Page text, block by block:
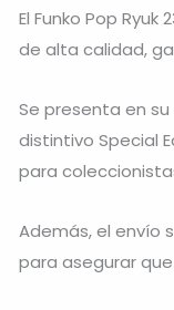
El Funko Pop Ryuk
de alta calidad,
Se presenta en
distintivo Special
para
Además, el envío
para asegurar